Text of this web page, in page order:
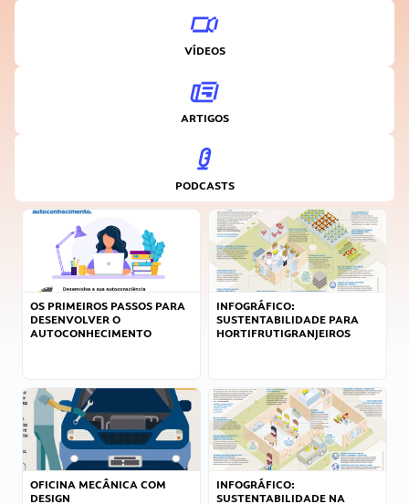
VÍDEOS
ARTIGOS
PODCASTS
OS PRIMEIROS PASSOS PARA
DESENVOLVER O
AUTOCONHECIMENTO
INFOGRÁFICO:
SUSTENTABILIDADE PARA
HORTIFRUTIGRANJEIROS
OFICINA MECÂNICA COM
DESIGN
INFOGRÁFICO:
SUSTENTABILIDADE NA